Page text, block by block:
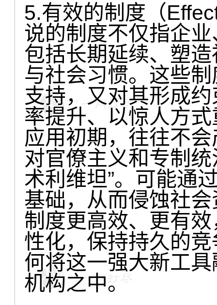
5.有效的制度（
说的制度不仅指企
包括长期延续、塑
与社会习惯。这些
支持，又对其形成
率提升、以惊人方
应用初期，往往不
对官僚主义和专制
术利维坦”。可能通
基础，从而侵蚀社
制度更高效、更有
性化，保持持久的
何将这一强大新工
机构之中。